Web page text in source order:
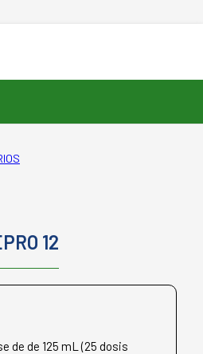
12
de de 125 mL (25 dosis